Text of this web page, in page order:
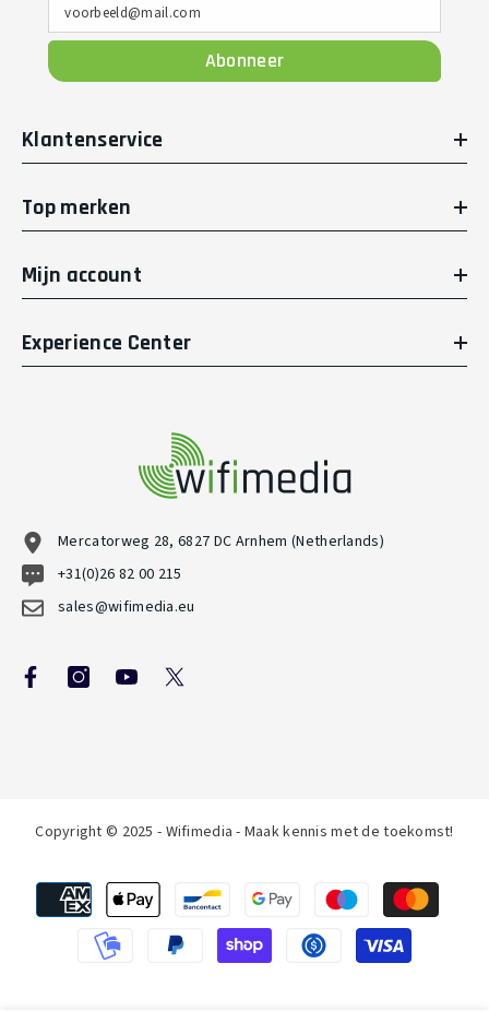
voorbeeld@mail.com
Abonneer
Klantenservice
Top merken
Mijn account
Experience Center
Mercatorweg 28, 6827 DC Arnhem (Netherlands)
+31(0)26 82 00 215
sales@wifimedia.eu
Copyright © 2025 - Wifimedia - Maak kennis met de toekomst!
Betaalmethoden